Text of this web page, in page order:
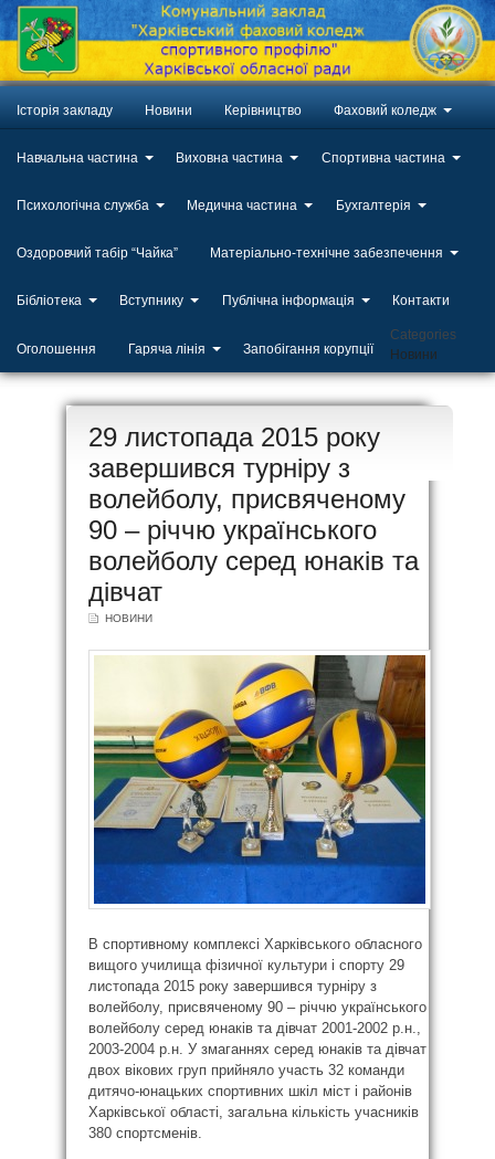
Історія закладу Новини Керівництво Фаховий коледж
Навчальна частина Виховна частина Спортивна частина
Психологічна служба Медична частина Бухгалтерія
Оздоровчий табір “Чайка” Матеріально-технічне забезпечення
Бібліотека Вступнику Публічна інформація Контакти
Оголошення Гаряча лінія Запобігання корупції
Categories
Новини
20
29 листопада 2015 року
завершився турніру з
волейболу, присвяченому
90 – річчю українського
волейболу серед юнаків та
дівчат
НОВИНИ
В спортивному комплексі Харківського обласного
вищого училища фізичної культури і спорту 29
листопада 2015 року завершився турніру з
волейболу, присвяченому 90 – річчю українського
волейболу серед юнаків та дівчат 2001-2002 р.н.,
2003-2004 р.н. У змаганнях серед юнаків та дівчат
двох вікових груп прийняло участь 32 команди
дитячо-юнацьких спортивних шкіл міст і районів
Харківської області, загальна кількість учасників
380 спортсменів.